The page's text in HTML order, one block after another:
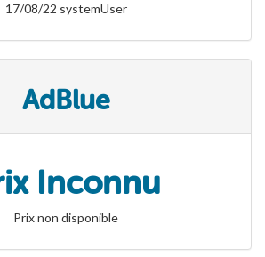
17/08/22 systemUser
AdBlue
Inconnu
Prix non disponible